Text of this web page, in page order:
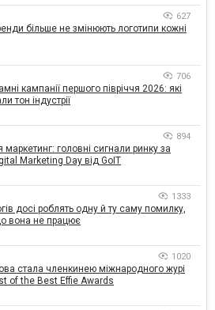
627
більше не змінюють логотипи кожні
706
кампанії першого півріччя 2026: які
тон індустрії
894
маркетинг: головні сигнали ринку за
Marketing Day від GoIT
1333
досі роблять одну й ту саму помилку,
вона не працює
1020
стала членкинею міжнародного журі
of the Best Effie Awards